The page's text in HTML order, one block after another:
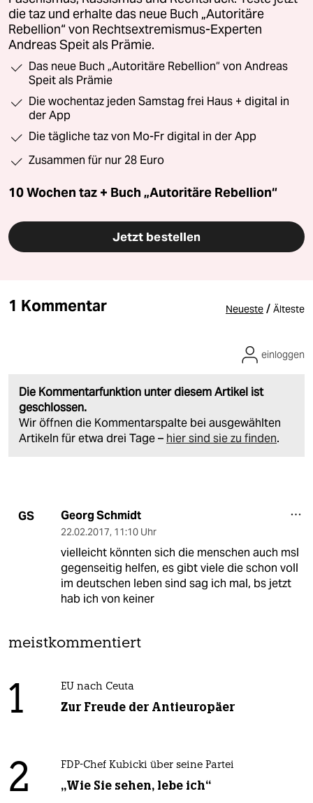
die taz und erhalte das neue Buch „Autoritäre
Rebellion“ von Rechtsextremismus-Experten
Andreas Speit als Prämie.
Das neue Buch „Autoritäre Rebellion“ von Andreas
Speit als Prämie
Die wochentaz jeden Samstag frei Haus + digital in
der App
Die tägliche taz von Mo-Fr digital in der App
Zusammen für nur 28 Euro
10 Wochen taz + Buch „Autoritäre Rebellion“
Jetzt bestellen
1 Kommentar Neueste / Älteste
Die Kommentarfunktion unter diesem Artikel ist
geschlossen.
Wir öffnen die Kommentarspalte bei ausgewählten
Artikeln für etwa drei Tage – hier sind sie zu finden.
einloggen
GS Georg Schmidt
22.02.2017, 11:10 Uhr
vielleicht könnten sich die menschen auch msl
gegenseitig helfen, es gibt viele die schon voll
im deutschen leben sind sag ich mal, bs jetzt
hab ich von keiner
meistkommentiert
1 EU nach Ceuta
Zur Freude der Antieuropäer
2 FDP-Chef Kubicki über seine Partei
„Wie Sie sehen, lebe ich“